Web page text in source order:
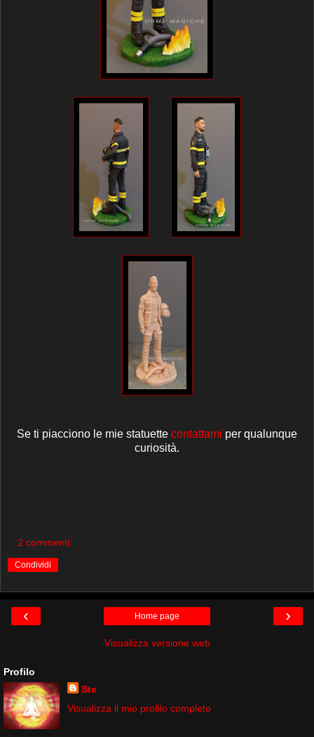
Se ti piacciono le mie statuette contattami per qualunque
curiosità.
2 commenti:
Condividi
‹ ›
Home page
Visualizza versione web
Profilo
Ste
Visualizza il mio profilo completo